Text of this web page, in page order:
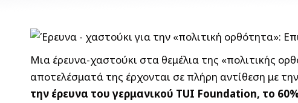
Μια έρευνα-χαστούκι στα θεμέλια της «πολιτικής
αποτελέσματά της έρχονται σε πλήρη αντίθεση με
την έρευνα του γερμανικού TUI Foundation, το